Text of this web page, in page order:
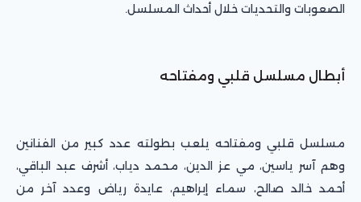
الصعوبات والتحديات خلال أحداث المسلسل.
أبطال مسلسل قلبي ومفتاحه
مسلسل قلبي ومفتاحه يلعب بطولته عدد كبير من الفنانين
وهم آسر ياسين، مي عز الدين، محمد دياب، أشرف عبد الباقي،
أحمد خالد صالح، سماء إبراهيم، عايدة رياض وعدد آخر من